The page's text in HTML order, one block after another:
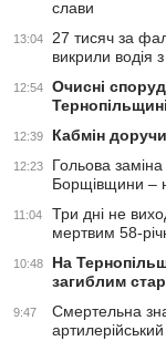
слави
13:04
27 тисяч за
викрили водія
12:54
Очисні
12:39 Кабмін
12:23
Гольова
Борщівщини –
11:04
Три дні не
мертвим 58-
10:48
На
загиблим
9:47
Смертельна